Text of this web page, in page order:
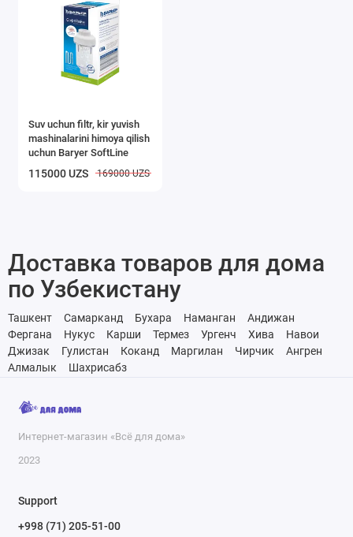
Suv uchun filtr, kir yuvish
mashinalarini himoya qilish
uchun Baryer SoftLine
115000 UZS 169000 UZS
Доставка товаров для дома
по Узбекистану
Ташкент Самарканд Бухара Наманган
Андижан
Фергана
Нукус Карши Термез Ургенч Хива
Навои
Джизак
Гулистан Коканд Маргилан Чирчик
Ангрен
Алмалык
Шахрисабз
Интернет-магазин «Всё для дома»
2023
Support
+998 (71) 205-51-00